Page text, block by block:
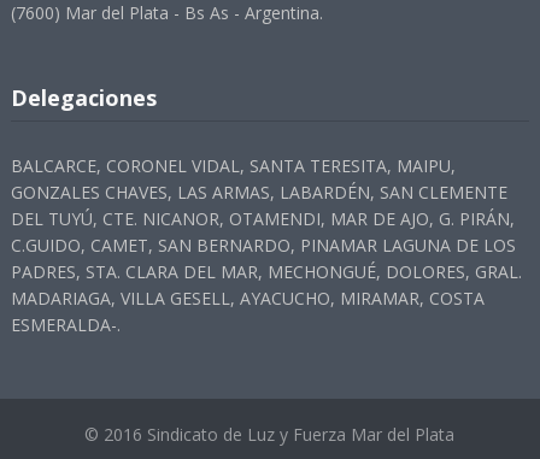
(7600) Mar del Plata - Bs As - Argentina.
Delegaciones
BALCARCE, CORONEL VIDAL, SANTA TERESITA, MAIPU,
GONZALES CHAVES, LAS ARMAS, LABARDÉN, SAN CLEMENTE
DEL TUYÚ, CTE. NICANOR, OTAMENDI, MAR DE AJO, G. PIRÁN,
C.GUIDO, CAMET, SAN BERNARDO, PINAMAR LAGUNA DE LOS
PADRES, STA. CLARA DEL MAR, MECHONGUÉ, DOLORES, GRAL.
MADARIAGA, VILLA GESELL, AYACUCHO, MIRAMAR, COSTA
ESMERALDA-.
© 2016 Sindicato de Luz y Fuerza Mar del Plata